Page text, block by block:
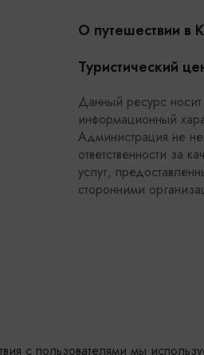
О путешествии в
Туристический
Данный ресурс носит
информационный
Администрация не
ответственности за
услуг,
сторонними
с пользователями мы